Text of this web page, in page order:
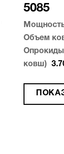
5085
Мощность
Объем
ковш)